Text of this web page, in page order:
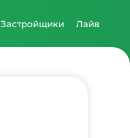
Застройщики Лайв